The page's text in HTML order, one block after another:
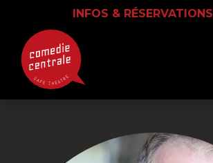
INFOS & RÉSERVATIONS